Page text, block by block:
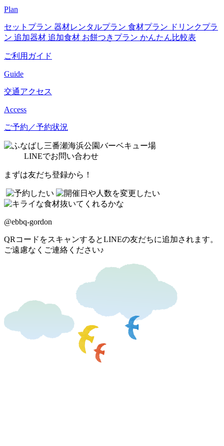
Plan
セットプラン 器材レンタルプラン 食材プラン ドリンクプラ
ン 追加器材 追加食材 お餅つきプラン かんたん比較表
ご利用ガイド
Guide
交通アクセス
Access
ご予約／予約状況
LINEでお問い合わせ
まずは友だち登録から！
@ebbq-gordon
QRコードをスキャンするとLINEの友だちに追加されます。
ご遠慮なくご連絡ください♪